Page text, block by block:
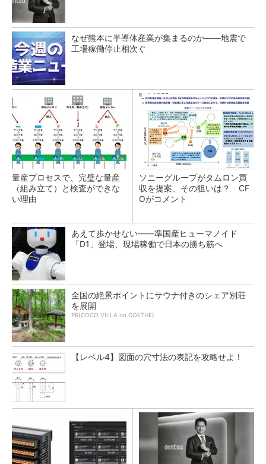
なぜ熊本に半導体産業が集まるのか――地震で
工場稼働停止相次ぐ
量産プロセスで、完璧な量産
（組み立て）と検査ができな
い理由
ソニーグループがタムロン買
収を提案、その狙いは？ CF
Oがコメント
あえて歩かせない――準国産ヒューマノイド
「D1」登場、現場稼働で日本の勝ち筋へ
全国の絶景ポイントにサウナ付きのシェア別荘
を展開
PR(COCO VILLA on GOETHE)
【レベル4】図面の穴寸法の表記を攻略せよ！